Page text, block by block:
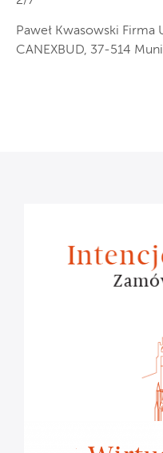
Paweł Kwasowski
CANEXBUD, 37-514